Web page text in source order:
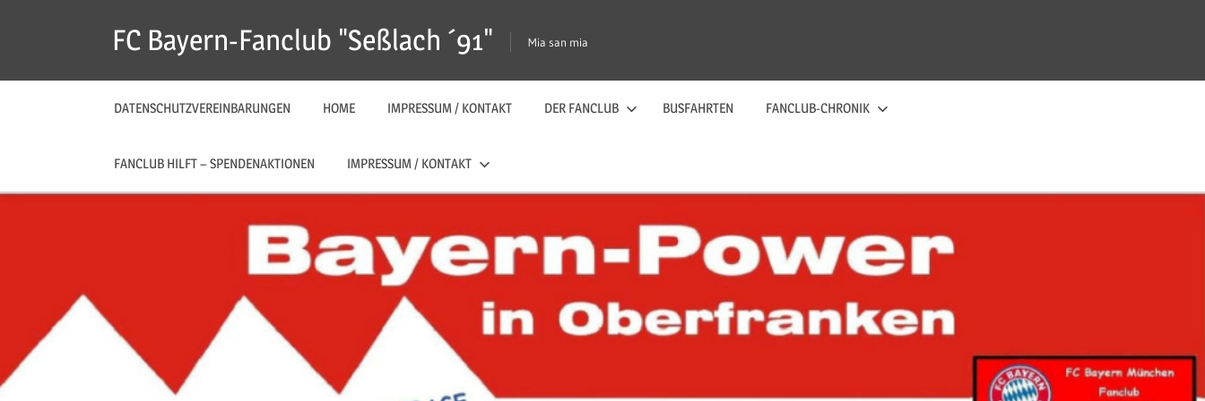
FC Bayern-Fanclub "Seßlach ´91" Mia san mia
DATENSCHUTZVEREINBARUNGEN HOME IMPRESSUM / KONTAKT DER FANCLUB BUSFAHRTEN FANCLUB-CHRONIK
FANCLUB HILFT – SPENDENAKTIONEN IMPRESSUM / KONTAKT